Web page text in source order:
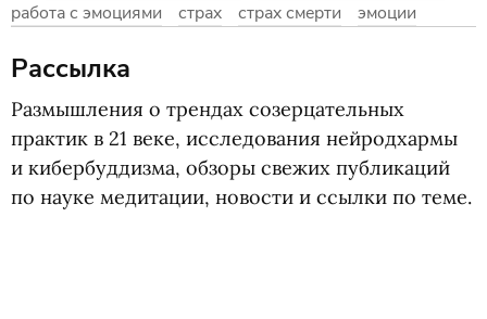
работа с эмоциями
страх страх смерти эмоции
Рассылка
Размышления о трендах созерцательных
практик в 21 веке, исследования нейродхармы
и кибербуддизма, обзоры свежих публикаций
по науке медитации, новости и ссылки по теме.